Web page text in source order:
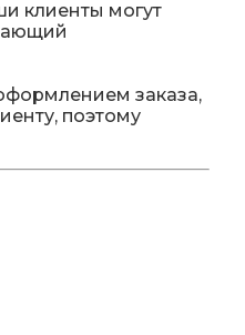
клиенты могут
заказа,
поэтому